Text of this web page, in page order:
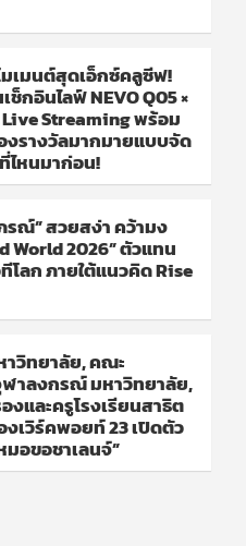
มเมนต์สุดเอ็กซ์คลูซีฟ!
กอินไลฟ์ NEVO Q05 ×
Streaming พร้อม
งรางวัลมากมายแบบจัด
ไหนมาก่อน!
รณ์” สวยสง่า คว้ามง
World 2026” ตัวแทน
ลก ภายใต้แนวคิด Rise
วิทยาลัย, คณะ
าลงกรณ์ มหาวิทยาลัย,
และครูโรงเรียนสาธิต
เวิร์คพอยท์ 23 เปิดตัว
มอขอชาเลนจ์”